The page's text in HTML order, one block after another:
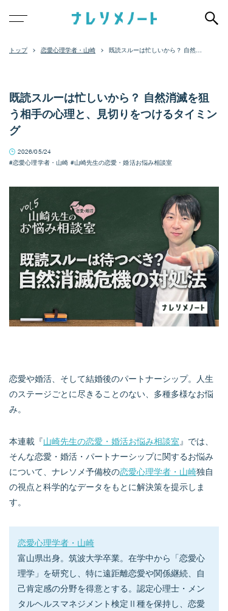
恋愛心理学者・山崎
既読スルーは忙しいから？ 自然消
既読スルーは忙しいから？ 自然消滅を狙
う相手の心理と、見切りをつけるタイミン
グ
2026/05/24
恋愛心理学者・山崎
山崎先生の恋愛・婚活お悩み相談室
恋愛や婚活、そして結婚後のパートナーシップ。人生
のステージごとに尽きることのない、多種多様なお悩
み。
本連載『山崎先生の恋愛・婚活お悩み相談室』では、
そんな恋愛・婚活・パートナーシップに関するお悩み
について、ナレソメ予備校の恋愛心理学者・山崎独自
の視点と科学的なデータをもとに解決策を提示しま
す。
恋愛心理学者・山崎
富山県出身。筑波大学卒業。在学中から「恋愛心
理学」を研究し、特に遠距離恋愛や関係継続、自
己肯定感の分野を得意とする。認定心理士・メン
タルヘルスマネジメント検定Ⅱ種を保持し、恋愛